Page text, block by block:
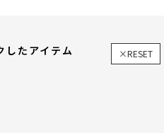
したアイテム ×RESET